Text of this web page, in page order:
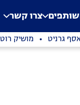
צרו קשר
גרניט מושיק רוט